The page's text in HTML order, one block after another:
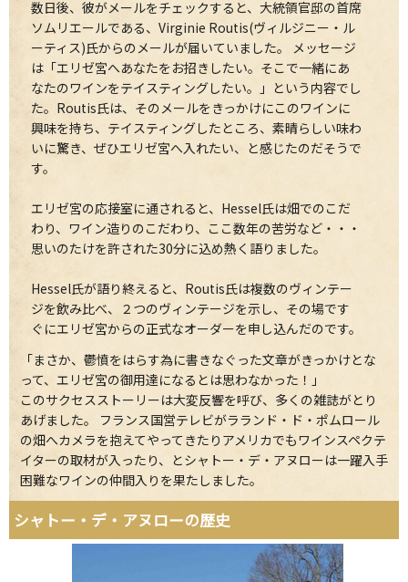
数日後、彼がメールをチェックすると、大統領官邸の首席
ソムリエールである、Virginie Routis(ヴィルジニー・ル
ーティス)氏からのメールが届いていました。 メッセージ
は「エリゼ宮へあなたをお招きしたい。そこで一緒にあ
なたのワインをテイスティングしたい。」という内容でし
た。Routis氏は、そのメールをきっかけにこのワインに
興味を持ち、テイスティングしたところ、素晴らしい味わ
いに驚き、ぜひエリゼ宮へ入れたい、と感じたのだそうで
す。
エリゼ宮の応接室に通されると、Hessel氏は畑でのこだ
わり、ワイン造りのこだわり、ここ数年の苦労など・・・
思いのたけを許された30分に込め熱く語りました。
Hessel氏が語り終えると、Routis氏は複数のヴィンテー
ジを飲み比べ、２つのヴィンテージを示し、その場です
ぐにエリゼ宮からの正式なオーダーを申し込んだのです。
「まさか、鬱憤をはらす為に書きなぐった文章がきっかけとな
って、エリゼ宮の御用達になるとは思わなかった！」
このサクセスストーリーは大変反響を呼び、多くの雑誌がとり
あげました。 フランス国営テレビがラランド・ド・ポムロール
の畑へカメラを抱えてやってきたりアメリカでもワインスペクテ
イターの取材が入ったり、とシャトー・デ・アヌローは一躍入手
困難なワインの仲間入りを果たしました。
シャトー・デ・アヌローの歴史